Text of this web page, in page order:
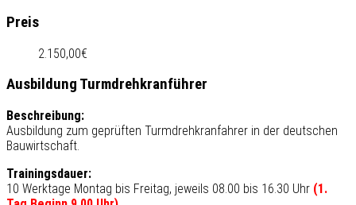
Preis
2.150,00€
Ausbildung Turmdrehkranführer
Beschreibung:
Ausbildung zum geprüften Turmdrehkranfahrer in der deutschen
Bauwirtschaft.
Trainingsdauer:
10 Werktage Montag bis Freitag, jeweils 08.00 bis 16.30 Uhr (1.